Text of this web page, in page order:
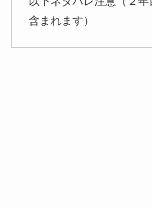
含まれます）